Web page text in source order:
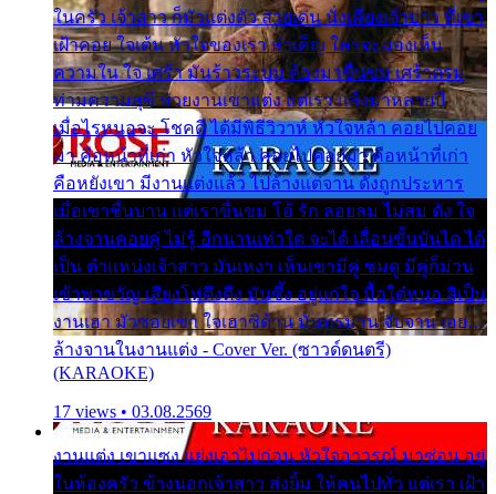
ในครัว เจ้าสาว ก็มัวแต่งตัว สวยเด่น นั่งเคียงเจ้าบ่าว ที่เขา
เฝ้าคอย ใจเต้น หัวใจของเรา ลำเค็ญ ใครจะมองเห็น
ความใน ใจ เศร้า มันร้าวระบม ต้องมาขื่นขม เศร้าตรม
ท่ามความสุขี ช่วยงานเขาแต่ง แต่เรา แล้งมาหลายปี
เมื่อไรหนอจะ โชคดี ได้มีพิธีวิวาห์ หัวใจหล้า คอยไปคอย
มา คือหน้าที่เก่า หัวใจหล้า คอยไปคอยมา คือหน้าที่เก่า
คือหยังเขา มีงานแต่งแล้ว ไปล้างแต่จาน ดั่งถูกประหาร
เมื่อเขาชื่นบาน แต่เราขื่นขม โอ้ รัก ลอยลม ไม่สม ดัง ใจ
ล้างจานคอยคู่ ไม่รู้ อีกนานเท่าใด จะได้ เลื่อนขั้นบันได ได้
เป็น ตำแหน่งเจ้าสาว มันเหงา เห็นเขามีคู่ ซมดู มีคู่ก็ม่วน
เข้าพาขวัญ เสียงโห่ตึงตึง มันซึ้ง อยู่แก่ใจ มื้อใด๋หนอ สิเป็น
งานเฮา มัวซอยเขา ใจเฮาซิด้าน มันทรมาน จับจาน เอย…
ล้างจานในงานแต่ง - Cover Ver. (ซาวด์ดนตรี)
(KARAOKE)
17 views • 03.08.2569
งานแต่ง เขาแซง แย่งเอาไปก่อน หัวใจอาวรณ์ มาซ่อน อยู่
ในห้องครัว ข้างนอกเจ้าสาว ส่งยิ้ม ให้คนไปทั่ว แต่เรา เฝ้า